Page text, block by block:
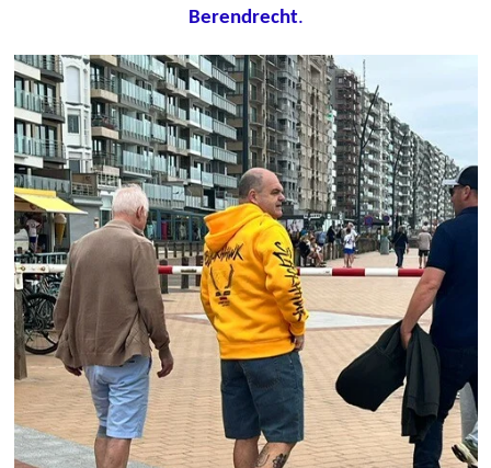
Berendrecht.